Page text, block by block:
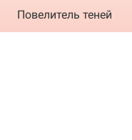
Повелитель теней